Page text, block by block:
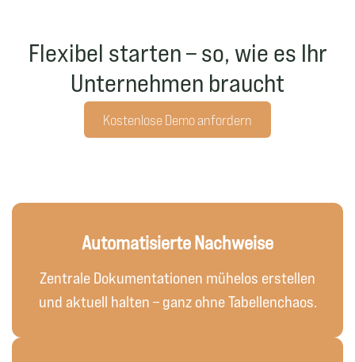
Flexibel starten – so, wie es Ihr
Unternehmen braucht
Kostenlose Demo anfordern
Automatisierte Nachweise
Zentrale Dokumentationen mühelos erstellen
und aktuell halten – ganz ohne Tabellenchaos.